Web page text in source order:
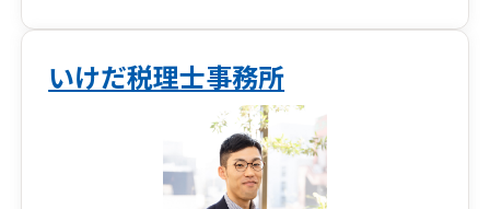
いけだ税理士事務所